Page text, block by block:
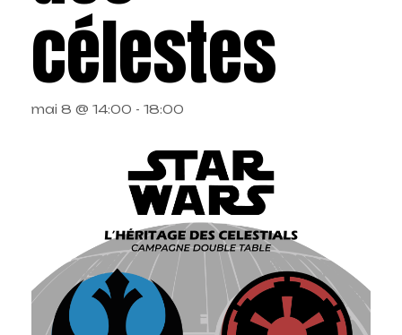
célestes
mai 8 @ 14:00 - 18:00